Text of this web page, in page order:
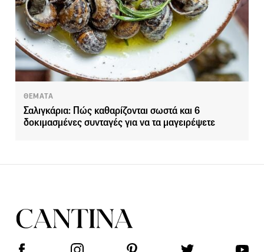
ΘΕΜΑΤΑ
Σαλιγκάρια: Πώς καθαρίζονται σωστά και 6
δοκιμασμένες συνταγές για να τα μαγειρέψετε